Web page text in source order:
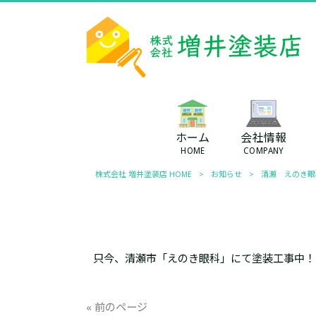
ホーム
HOME
会社情報
COMPANY
株式会社 増井塗装店 HOME > お知らせ > 清瀬 えのき眼
只今、清瀬市「えのき眼科」にて塗装工事中！
« 前のページ